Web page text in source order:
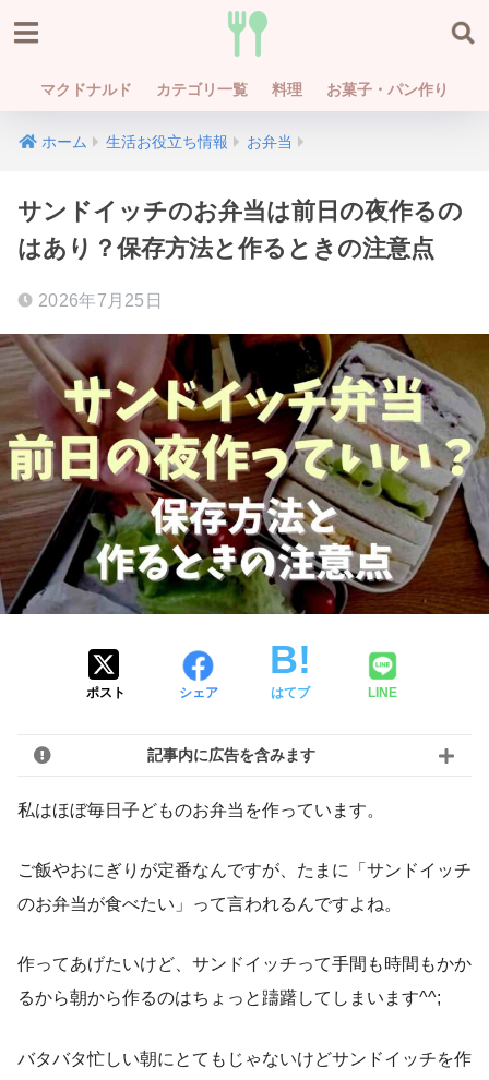
マクドナルド カテゴリ一覧 料理 お菓子・パン作り
ホーム 生活お役立ち情報 お弁当
サンドイッチのお弁当は前日の夜作るの
はあり？保存方法と作るときの注意点
2026年7月25日
ポスト シェア はてブ LINE
記事内に広告を含みます
私はほぼ毎日子どものお弁当を作っています。
ご飯やおにぎりが定番なんですが、たまに「サンドイッチ
のお弁当が食べたい」って言われるんですよね。
作ってあげたいけど、サンドイッチって手間も時間もかか
るから朝から作るのはちょっと躊躇してしまいます^^;
バタバタ忙しい朝にとてもじゃないけどサンドイッチを作